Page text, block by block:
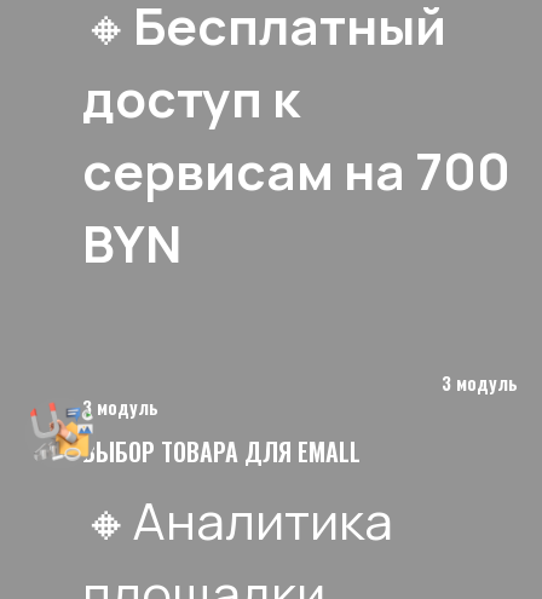
🔸 Бесплатный
доступ к
сервисам на 700
BYN
3 модуль
3 модуль
ВЫБОР ТОВАРА ДЛЯ EMALL
🔸Аналитика